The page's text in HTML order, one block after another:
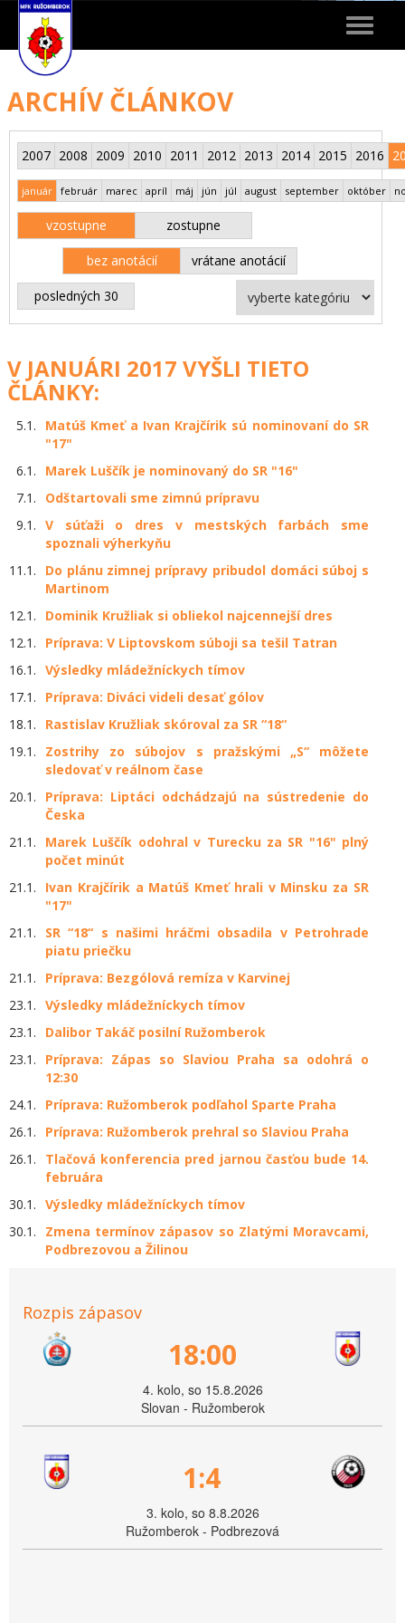
Toggle
ARCHÍV ČLÁNKOV
2007 2008 2009 2010 2011 2012 2013 2014 2015 2016
január február marec apríl máj jún júl august september október
vzostupne zostupne
bez anotácií vrátane anotácií
posledných 30
V JANUÁRI 2017 VYŠLI TIETO
ČLÁNKY:
5.1.
Matúš Kmeť a Ivan Krajčírik sú nominovaní do SR
"17"
6.1.
Marek Luščík je nominovaný do SR "16"
7.1.
Odštartovali sme zimnú prípravu
9.1. V súťaži o dres v mestských farbách sme
spoznali výherkyňu
11.1.
Do plánu zimnej prípravy pribudol domáci súboj s
Martinom
12.1.
Dominik Kružliak si obliekol najcennejší dres
12.1.
Príprava: V Liptovskom súboji sa tešil Tatran
16.1. Výsledky mládežníckych tímov
17.1.
Príprava: Diváci videli desať gólov
18.1.
Rastislav Kružliak skóroval za SR “18“
19.1.
Zostrihy zo súbojov s pražskými „S“ môžete
sledovať v reálnom čase
20.1.
Príprava: Liptáci odchádzajú na sústredenie do
Česka
21.1.
Marek Luščík odohral v Turecku za SR "16" plný
počet minút
21.1.
Ivan Krajčírik a Matúš Kmeť hrali v Minsku za SR
"17"
21.1.
SR “18“ s našimi hráčmi obsadila v Petrohrade
piatu priečku
21.1.
Príprava: Bezgólová remíza v Karvinej
23.1. Výsledky mládežníckych tímov
23.1.
Dalibor Takáč posilní Ružomberok
23.1.
Príprava: Zápas so Slaviou Praha sa odohrá o
12:30
24.1.
Príprava: Ružomberok podľahol Sparte Praha
26.1.
Príprava: Ružomberok prehral so Slaviou Praha
26.1.
Tlačová konferencia pred jarnou časťou bude 14.
februára
30.1. Výsledky mládežníckych tímov
30.1.
Zmena termínov zápasov so Zlatými Moravcami,
Podbrezovou a Žilinou
Rozpis zápasov
18:00
4. kolo, so 15.8.2026
Slovan - Ružomberok
1:4
3. kolo, so 8.8.2026
Ružomberok - Podbrezová